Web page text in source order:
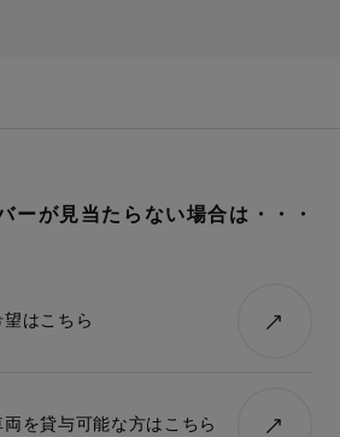
ーが見当たらない場合は・・・
はこちら
を貸与可能な方はこちら